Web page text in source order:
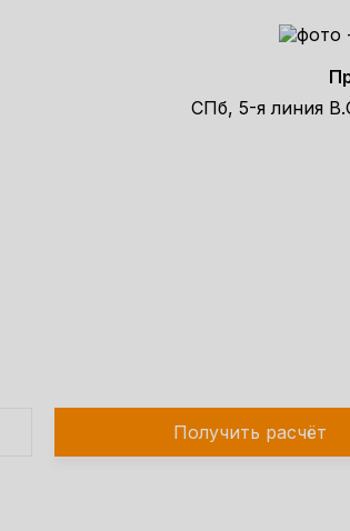
СПб, 5-я линия
Получить расчёт